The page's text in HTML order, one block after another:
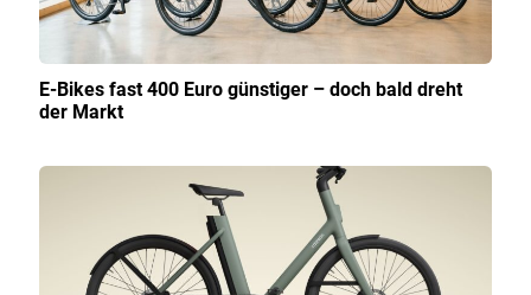
E-Bikes fast 400 Euro günstiger – doch bald dreht
der Markt